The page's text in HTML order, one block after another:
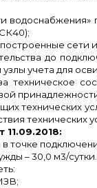
СК40);
до
учета для
техническое
технических
технических
в точке
– 30,0 м3/сутки.